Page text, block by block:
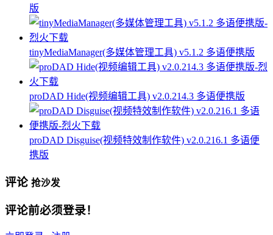
版
tinyMediaManager(多媒体管理工具) v5.1.2 多语便携版
proDAD Hide(视频编辑工具) v2.0.214.3 多语便携版
proDAD Disguise(视频特效制作软件) v2.0.216.1 多语便
携版
评论 抢沙发
评论前必须登录！